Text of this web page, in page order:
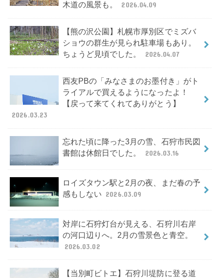
木道の風景も。
2026.04.09
【熊の沢公園】札幌市厚別区でミズバ
ショウの群生が見られ駐車場もあり。
ちょうど見頃でした。
2026.04.07
西友PBの「みなさまのお墨付き」がト
ライアルで買えるようになったよ！
【戻って来てくれてありがとう】
2026.03.23
忘れた頃に降った3月の雪、石狩市民図
書館は休館日でした。
2026.03.16
ロイズタウン駅と2月の夜、まだ春の予
感もしない 2026.03.09
対岸に石狩灯台が見える、石狩川右岸
の河口辺りへ。2月の雪景色と青空。
2026.03.02
【当別町ビトエ】石狩川堤防に登る道